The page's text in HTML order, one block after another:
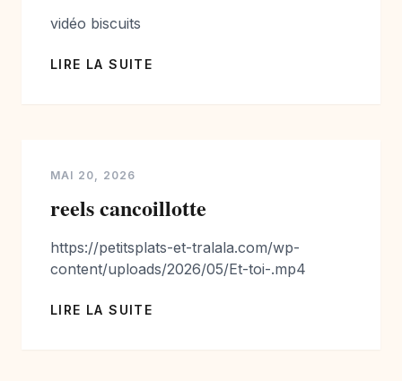
vidéo biscuits
LIRE LA SUITE
MAI 20, 2026
reels cancoillotte
https://petitsplats-et-tralala.com/wp-
content/uploads/2026/05/Et-toi-.mp4
LIRE LA SUITE